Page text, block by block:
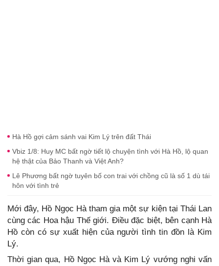
Hà Hồ gợi cảm sánh vai Kim Lý trên đất Thái
Vbiz 1/8: Huy MC bất ngờ tiết lộ chuyện tình với Hà Hồ, lộ quan
hệ thật của Bảo Thanh và Việt Anh?
Lê Phương bất ngờ tuyên bố con trai với chồng cũ là số 1 dù tái
hôn với tình trẻ
Mới đây, Hồ Ngọc Hà tham gia một sự kiện tại Thái Lan
cùng các Hoa hậu Thế giới. Điều đặc biệt, bên cạnh Hà
Hồ còn có sự xuất hiện của người tình tin đồn là Kim
Lý.
Thời gian qua, Hồ Ngọc Hà và Kim Lý vướng nghi vấn